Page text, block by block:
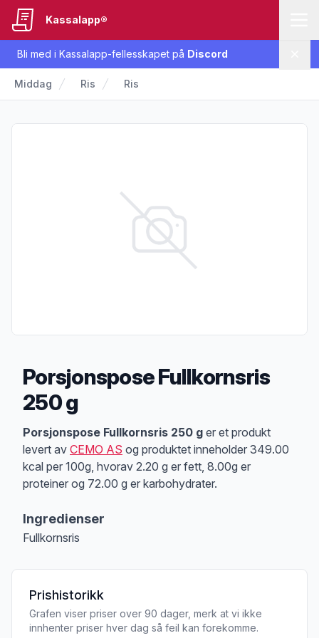
Bli med i Kassalapp-fellesskapet på Discord
Kassalapp®
Middag Ris Ris
Porsjonspose Fullkornsris
250 g
Produktbeskrivelse
Porsjonspose Fullkornsris 250 g er et produkt
levert av CEMO AS og produktet inneholder 349.00
kcal per 100g, hvorav 2.20 g er fett, 8.00g er
proteiner og 72.00 g er karbohydrater.
Ingredienser
Fullkornsris
Prishistorikk
Grafen viser priser over 90 dager, merk at vi ikke
innhenter priser hver dag så feil kan forekomme.